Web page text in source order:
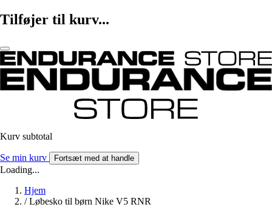
Tilføjer til kurv...
Kurv subtotal
Se min kurv Fortsæt med at handle
Loading...
Hjem
/ Løbesko til børn Nike V5 RNR